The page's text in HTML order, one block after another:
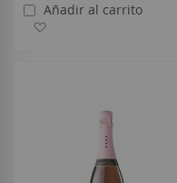
Añadir al carrito